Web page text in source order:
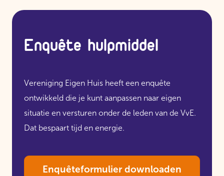
Enquête hulpmiddel
Vereniging Eigen Huis heeft een enquête
ontwikkeld die je kunt aanpassen naar eigen
situatie en versturen onder de leden van de VvE.
Dat bespaart tijd en energie.
Enquêteformulier downloaden